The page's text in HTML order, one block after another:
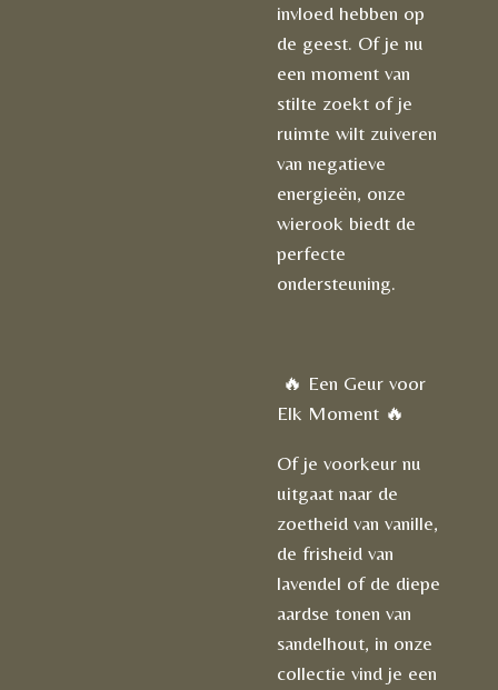
invloed hebben op
de geest. Of je nu
een moment van
stilte zoekt of je
ruimte wilt zuiveren
van negatieve
energieën, onze
wierook biedt de
perfecte
ondersteuning.
🔥 Een Geur voor
Elk Moment 🔥
Of je voorkeur nu
uitgaat naar de
zoetheid van vanille,
de frisheid van
lavendel of de diepe
aardse tonen van
sandelhout, in onze
collectie vind je een